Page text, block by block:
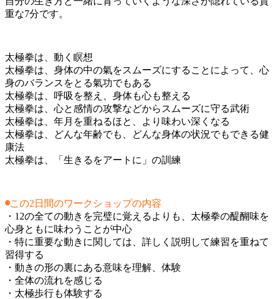
重な7分です。
太極拳は、動く瞑想
太極拳は、身体の中の氣をスムーズにすることによって、心
身のバランスをとる氣功でもある
太極拳は、呼吸を整え、身体も心も整える
太極拳は、心と感情の攻撃などからスムーズに守る武術
太極拳は、年月を重ねるほと、より味わい深くなる
太極拳は、どんな年齢でも、どんな身体の状況でもできる健
康法
太極拳は、「生きるをアートに」の訓練
◉この2日間のワークショップの内容
・12の全ての動きを完璧に覚えるよりも、太極拳の醍醐味を
心身ともに味わうことが中心
・特に重要な動きに関しては、詳しく説明して練習を重ねて
習得する
・動きの形の裏にある意味を理解、体験
・全体の流れを感じる
・太極歩行も体験する